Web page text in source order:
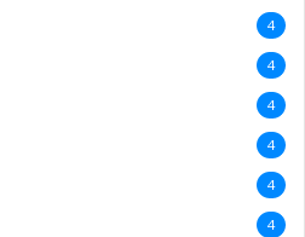
4
4
4
4
4
4